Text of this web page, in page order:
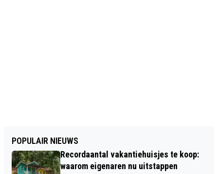
POPULAIR NIEUWS
Recordaantal vakantiehuisjes te koop:
waarom eigenaren nu uitstappen